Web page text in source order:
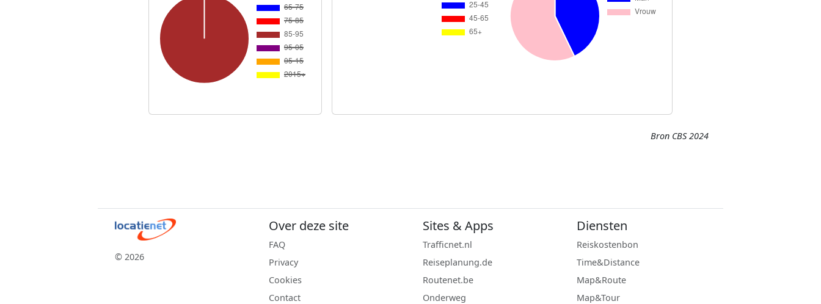
Bron CBS 2024
© 2026
Over deze site
FAQ
Privacy
Cookies
Contact
Sites & Apps
Trafficnet.nl
Reiseplanung.de
Routenet.be
Onderweg
Diensten
Reiskostenbon
Time&Distance
Map&Route
Map&Tour